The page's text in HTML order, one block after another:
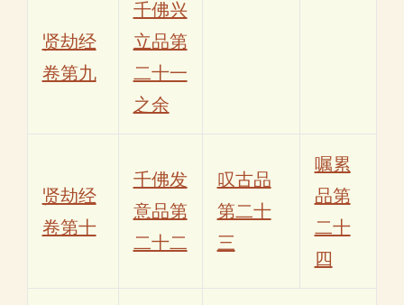
贤劫经
卷第九
千佛兴
立品第
二十一
之余
贤劫经
卷第十
千佛发
意品第
二十二
叹古品
第二十
三
嘱累
品第
二十
四